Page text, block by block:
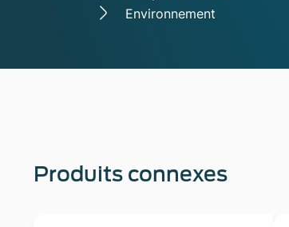
Environnement
Produits connexes